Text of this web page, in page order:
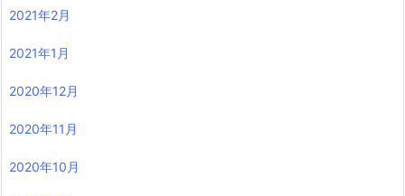
2021年2月
2021年1月
2020年12月
2020年11月
2020年10月